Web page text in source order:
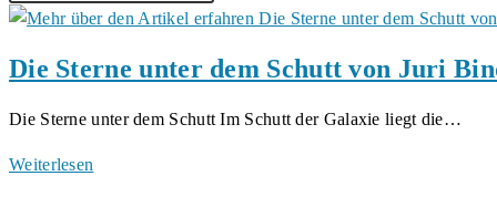
Website
Die Sterne unter dem Schutt von Juri
Die Sterne unter dem Schutt Im Schutt der Galaxie liegt die…
Weiterlesen